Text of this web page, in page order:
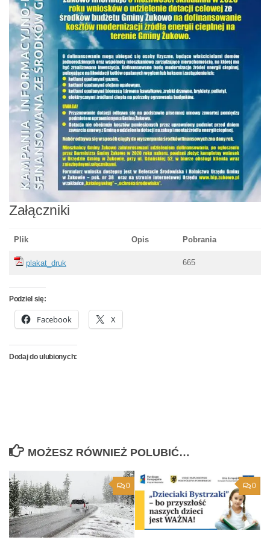
Załączniki
Plik Opis Pobrania
plakat_druk 665
Podziel się:
Facebook X
Dodaj do ulubionych:
MOŻESZ RÓWNIEŻ POLUBIĆ…
0 0